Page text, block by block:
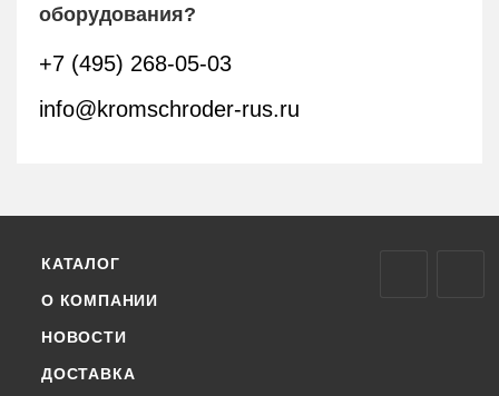
оборудования?
+7 (495) 268-05-03
info@kromschroder-rus.ru
КАТАЛОГ
О КОМПАНИИ
НОВОСТИ
ДОСТАВКА